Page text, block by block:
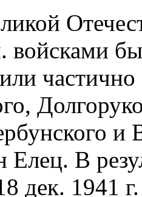
войсками
частично
и
Елец. В
дек. 1941